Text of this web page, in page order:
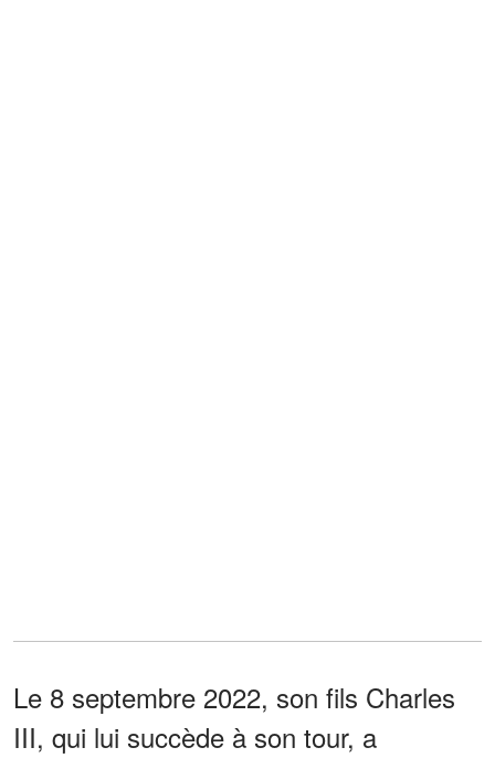
Le 8 septembre 2022, son fils Charles
III, qui lui succède à son tour, a